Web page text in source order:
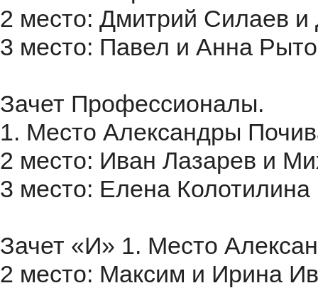
2 место: Дмитрий Силаев
3 место: Павел и Анна
Зачет Профессионалы.
1. Место Александры
2 место: Иван Лазарев и
3 место: Елена
Зачет «И» 1. Место
2 место: Максим и Ирина